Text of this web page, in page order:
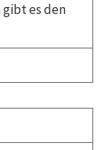
gibt es den